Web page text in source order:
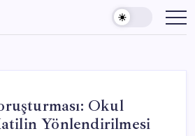
Okul
Yönlendirilmesi